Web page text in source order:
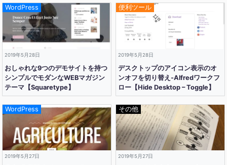
WordPress
2019年5月28日
おしゃれな9つのデモサイトを持つ
シンプルでモダンなWEBマガジン
テーマ【Squaretype】
便利ツール
2019年5月28日
デスクトップのアイコン表示のオ
ンオフを切り替え-Alfredワークフ
ロー【Hide Desktop – Toggle】
WordPress
2019年5月27日
その他
2019年5月27日